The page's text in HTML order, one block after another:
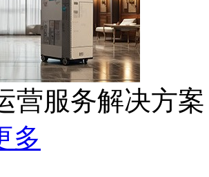
营服务解决方案
多